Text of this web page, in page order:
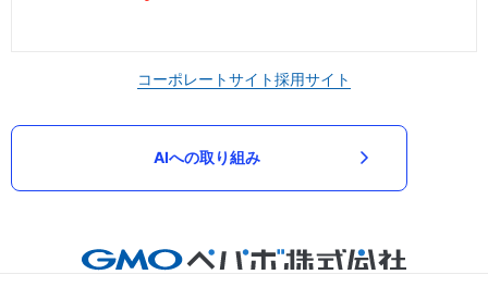
コーポレートサイト採用サイト
AIへの取り組み